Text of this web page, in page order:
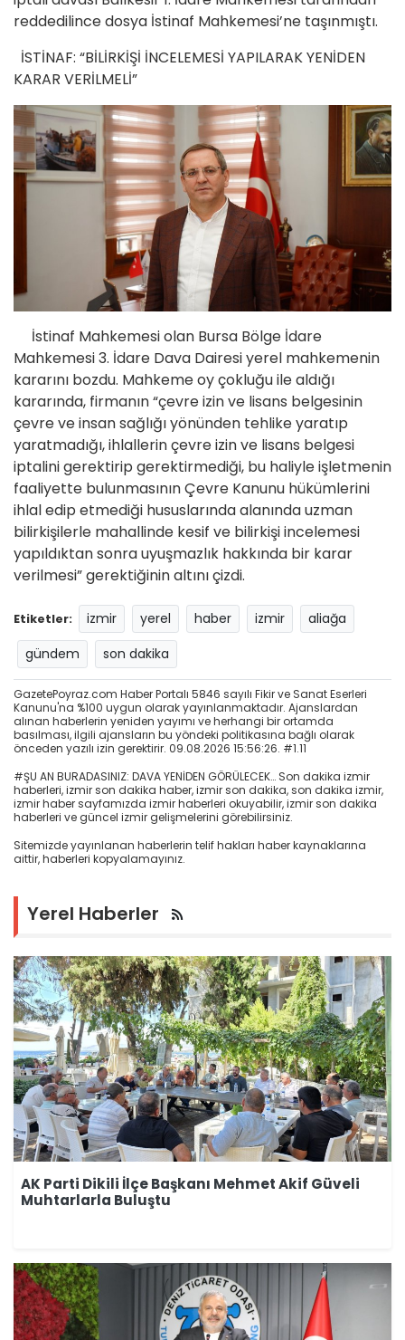
reddedilince dosya İstinaf Mahkemesi’ne taşınmıştı.
İSTİNAF: “BİLİRKİŞİ İNCELEMESİ YAPILARAK YENİDEN
KARAR VERİLMELİ”
İstinaf Mahkemesi olan Bursa Bölge İdare
Mahkemesi 3. İdare Dava Dairesi yerel mahkemenin
kararını bozdu. Mahkeme oy çokluğu ile aldığı
kararında, firmanın “çevre izin ve lisans belgesinin
çevre ve insan sağlığı yönünden tehlike yaratıp
yaratmadığı, ihlallerin çevre izin ve lisans belgesi
iptalini gerektirip gerektirmediği, bu haliyle işletmenin
faaliyette bulunmasının Çevre Kanunu hükümlerini
ihlal edip etmediği hususlarında alanında uzman
bilirkişilerle mahallinde kesif ve bilirkişi incelemesi
yapıldıktan sonra uyuşmazlık hakkında bir karar
verilmesi” gerektiğinin altını çizdi.
Etiketler: izmir yerel haber izmir
aliağa
gündem
son dakika
GazetePoyraz.com Haber Portalı 5846 sayılı Fikir ve Sanat Eserleri
Kanunu'na %100 uygun olarak yayınlanmaktadır. Ajanslardan
alınan haberlerin yeniden yayımı ve herhangi bir ortamda
basılması, ilgili ajansların bu yöndeki politikasına bağlı olarak
önceden yazılı izin gerektirir. 09.08.2026 15:56:26. #1.11
#ŞU AN BURADASINIZ: DAVA YENİDEN GÖRÜLECEK… Son dakika izmir
haberleri, izmir son dakika haber, izmir son dakika, son dakika izmir,
izmir haber sayfamızda izmir haberleri okuyabilir, izmir son dakika
haberleri ve güncel izmir gelişmelerini görebilirsiniz.
Sitemizde yayınlanan haberlerin telif hakları haber kaynaklarına
aittir, haberleri kopyalamayınız.
Yerel Haberler
AK Parti Dikili İlçe Başkanı Mehmet Akif Güveli
Muhtarlarla Buluştu